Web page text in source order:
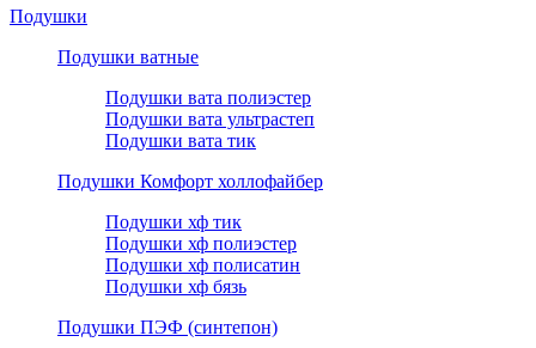
Подушки
Подушки ватные
Подушки вата полиэстер
Подушки вата ультрастеп
Подушки вата тик
Подушки Комфорт холлофайбер
Подушки хф тик
Подушки хф полиэстер
Подушки хф полисатин
Подушки хф бязь
Подушки ПЭФ (синтепон)